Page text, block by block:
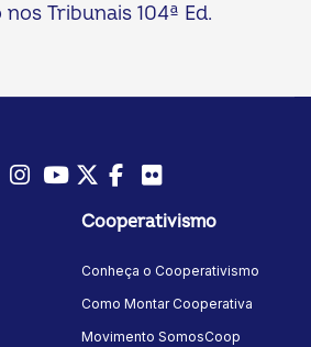
Tribunais 104ª Ed.
Instagram
YoutubeTwitter/X
Facebook
Cooperativismo
Conheça o Cooperativismo
Como Montar Cooperativa
Movimento SomosCoop